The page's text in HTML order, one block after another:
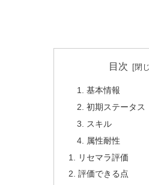
目次
基本情報
初期ステータス
スキル
属性耐性
リセマラ評価
評価できる点